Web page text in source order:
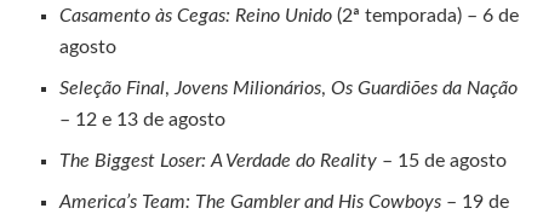
Casamento às Cegas: Reino Unido (2ª temporada) – 6 de
agosto
Seleção Final,Jovens Milionários,Os Guardiões da Nação
– 12 e 13 de agosto
The Biggest Loser: A Verdade do Reality – 15 de agosto
America’s Team: The Gambler and His Cowboys – 19 de